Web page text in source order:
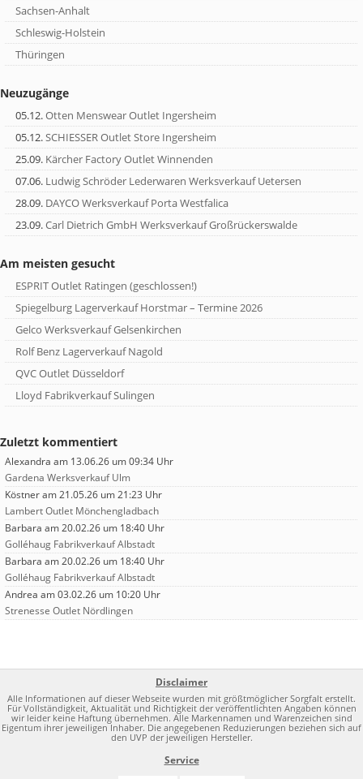
Sachsen-Anhalt
Schleswig-Holstein
Thüringen
Neuzugänge
05.12.Otten Menswear Outlet Ingersheim
05.12.SCHIESSER Outlet Store Ingersheim
25.09. Kärcher Factory Outlet Winnenden
07.06. Ludwig Schröder Lederwaren Werksverkauf Uetersen
28.09. DAYCO Werksverkauf Porta Westfalica
23.09.Carl Dietrich GmbH Werksverkauf Großrückerswalde
Am meisten gesucht
ESPRIT Outlet Ratingen (geschlossen!)
Spiegelburg Lagerverkauf Horstmar – Termine 2026
Gelco Werksverkauf Gelsenkirchen
Rolf Benz Lagerverkauf Nagold
QVC Outlet Düsseldorf
Lloyd Fabrikverkauf Sulingen
Zuletzt kommentiert
Alexandra am 13.06.26 um 09:34 Uhr
Gardena Werksverkauf Ulm
Köstneram 21.05.26 um 21:23 Uhr
Lambert Outlet Mönchengladbach
Barbara am 20.02.26 um 18:40 Uhr
Golléhaug Fabrikverkauf Albstadt
Barbara am 20.02.26 um 18:40 Uhr
Golléhaug Fabrikverkauf Albstadt
Andrea am 03.02.26 um 10:20 Uhr
Strenesse Outlet Nördlingen
Disclaimer
Alle Informationen auf dieser Webseite wurden mit größtmöglicher Sorgfalt erstellt.
Für Vollständigkeit, Aktualität und Richtigkeit der veröffentlichten Angaben können
wir leider keine Haftung übernehmen. Alle Markennamen und Warenzeichen sind
Eigentum ihrer jeweiligen Inhaber. Die angegebenen Reduzierungen beziehen sich auf
den UVP der jeweiligen Hersteller.
Service